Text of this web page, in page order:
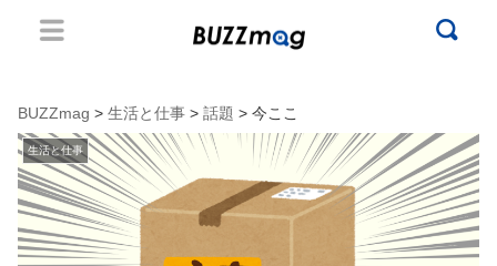
BUZZmag > 生活と仕事 > 話題 > 今ここ
生活と仕事